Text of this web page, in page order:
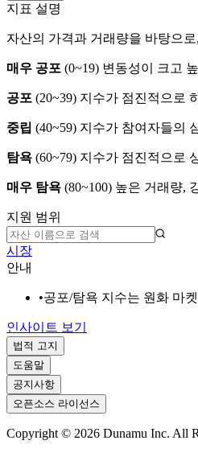
지표 설명
자산의 가격과 거래량을 바탕으
매우 공포 (0~19) 변동성이 크고
공포 (20~39) 지수가 점진적으로
중립 (40~59) 지수가 참여자들의
탐욕 (60~79) 지수가 점진적으로
매우 탐욕 (80~100) 높은 거래량,
지원 범위
시장
안내
•공포/탐욕 지수는 원화 마
인사이트 보기
법적 고지
도움말
공지사항
오픈소스 라이선스
Copyright © 2026 Dunamu Inc. All